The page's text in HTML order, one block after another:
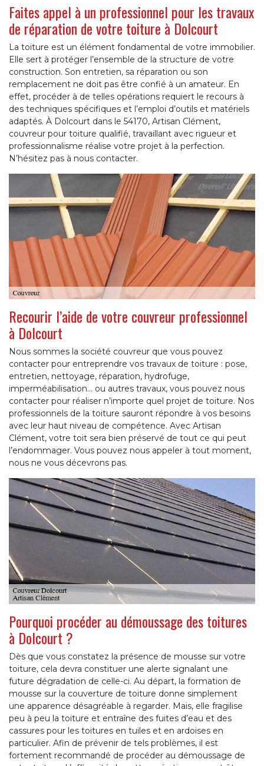
Faites appel à un professionnel pour les travaux
de réparation de votre toiture à Dolcourt
La toiture est un élément fondamental de votre immobilier.
Elle sert à protéger l’ensemble de la structure de votre
construction. Son entretien, sa réparation ou son
remplacement ne doit pas être confié à un amateur. En
effet, procéder à de telles opérations requiert le recours à
des techniques spécifiques et l’emploi d’outils et matériels
adaptés. À Dolcourt dans le 54170, Artisan Clément,
couvreur pour toiture qualifié, travaillant avec rigueur et
professionnalisme réalise votre projet à la perfection.
N’hésitez pas à nous contacter.
Recourir l’aide de votre couvreur professionnel
à Dolcourt
Nous sommes la société couvreur que vous pouvez
contacter pour entreprendre vos travaux de toiture : pose,
entretien, nettoyage, réparation, hydrofuge,
imperméabilisation... ou autres travaux, vous pouvez nous
contacter pour réaliser n’importe quel projet de toiture. Nos
professionnels de la toiture sauront répondre à vos besoins
avec leur haut niveau de compétence. Avec Artisan
Clément, votre toit sera bien préservé de tout ce qui peut
l’endommager. Vous pouvez nous appeler à tout moment,
nous ne vous décevrons pas.
Pourquoi procéder au démoussage des toitures
à Dolcourt ?
Dès que vous constatez la présence de mousse sur votre
toiture, cela devra constituer une alerte signalant une
future dégradation de celle-ci. Au départ, la formation de
mousse sur la couverture de toiture donne simplement
une apparence désagréable à regarder. Mais, elle fragilise
peu à peu la toiture et entraîne des fuites d’eau et des
cassures pour les toitures en tuiles et en ardoises en
particulier. Afin de prévenir de tels problèmes, il est
fortement recommandé de procéder au démoussage de